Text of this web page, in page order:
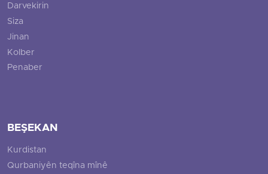
Darvekirin
Siza
Jinan
Kolber
Penaber
BEŞEKAN
Kurdistan
Qurbaniyên teqîna mînê